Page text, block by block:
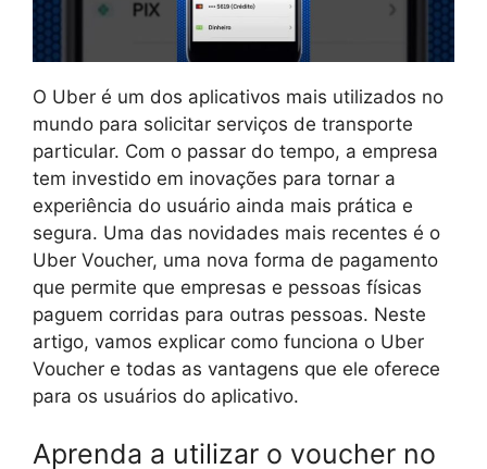
O Uber é um dos aplicativos mais utilizados no
mundo para solicitar serviços de transporte
particular. Com o passar do tempo, a empresa
tem investido em inovações para tornar a
experiência do usuário ainda mais prática e
segura. Uma das novidades mais recentes é o
Uber Voucher, uma nova forma de pagamento
que permite que empresas e pessoas físicas
paguem corridas para outras pessoas. Neste
artigo, vamos explicar como funciona o Uber
Voucher e todas as vantagens que ele oferece
para os usuários do aplicativo.
Aprenda a utilizar o voucher no